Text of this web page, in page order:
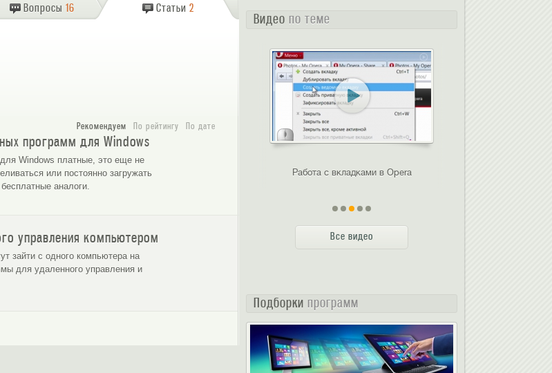
Вопросы 16 Статьи 2
Рекомендуем По рейтингу По дате
программ для Windows
Windows платные, это еще не
или постоянно загружать
аналоги.
управления компьютером
зайти с одного компьютера на
для удаленного управления и
Видео по теме
на
Обзор утилиты Revo Uninstaller Работа с вкладками в Opera
Все видео
Подборки программ